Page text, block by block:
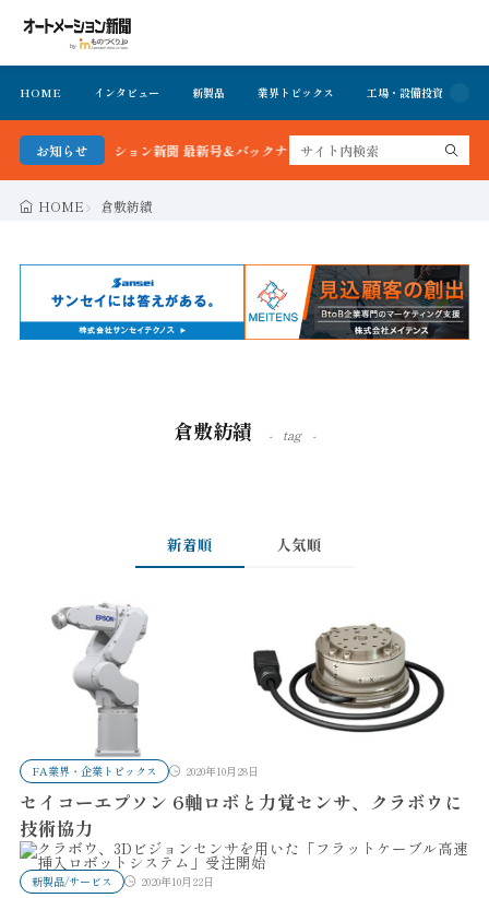
HOME インタビュー 新製品 業界トピックス 工場・設備投資
お知らせ
オートメーション新聞 最新号＆バックナンバーを無料で公開中 詳細はこちら
HOME 倉敷紡績
倉敷紡績 tag
新着順 人気順
FA業界・企業トピックス 2020年10月28日
セイコーエプソン 6軸ロボと力覚センサ、クラボウに
技術協力
新製品/サービス 2020年10月22日